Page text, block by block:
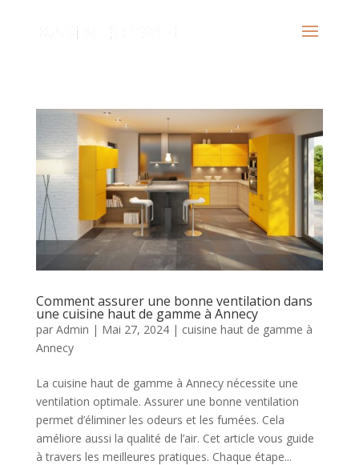
Comment assurer une bonne ventilation dans
une cuisine haut de gamme à Annecy
par Admin | Mai 27, 2024| cuisine haut de gamme à
Annecy
La cuisine haut de gamme à Annecy nécessite une
ventilation optimale. Assurer une bonne ventilation
permet d’éliminer les odeurs et les fumées. Cela
améliore aussi la qualité de l’air. Cet article vous guide
à travers les meilleures pratiques. Chaque étape...